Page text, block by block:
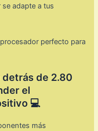
adapte a tus
perfecto para
de 2.80
el
💻
más